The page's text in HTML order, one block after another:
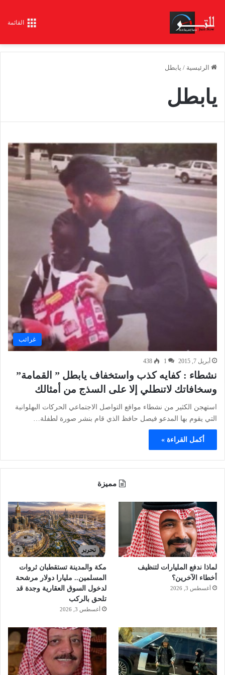
القائمة
الرئيسية / يابطل
يابطل
غرائب
أبريل 7, 2015 1
438
نشطاء : كفايه كذب واستخفاف يابطل ” القمامة”
وسخافاتك لاتنطلي إلا على السذج من أمثالك
استهجن الكثير من نشطاء مواقع التواصل الاجتماعي الحركات البهلوانية
التي يقوم بها المدعو فيصل حافظ الذي قام بنشر صورة لطفلة…
أكمل القراءة »
مميزة
لماذا ندفع المليارات لتنظيف
أخطاء الآخرين؟
أغسطس 3, 2026
مكة والمدينة تستقطبان ثروات
المسلمين.. مليارا دولار مرشحة
لدخول السوق العقارية وجدة قد
تلحق بالركب
أغسطس 3, 2026